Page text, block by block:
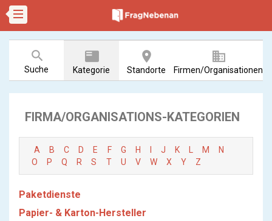
search
Suche
featured_play_list
Kategorie
room
Standorte
business
Firmen/Organisationen
FIRMA/ORGANISATIONS-KATEGORIEN
A B C D E F G H J K M
N
O
P Q R S T U V W X Y Z
Paketdienste
Papier- & Karton-Hersteller